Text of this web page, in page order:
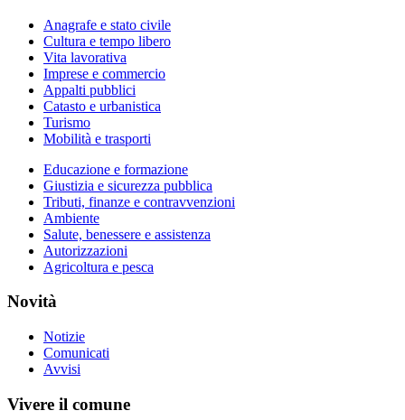
Anagrafe e stato civile
Cultura e tempo libero
Vita lavorativa
Imprese e commercio
Appalti pubblici
Catasto e urbanistica
Turismo
Mobilità e trasporti
Educazione e formazione
Giustizia e sicurezza pubblica
Tributi, finanze e contravvenzioni
Ambiente
Salute, benessere e assistenza
Autorizzazioni
Agricoltura e pesca
Novità
Notizie
Comunicati
Avvisi
Vivere il comune